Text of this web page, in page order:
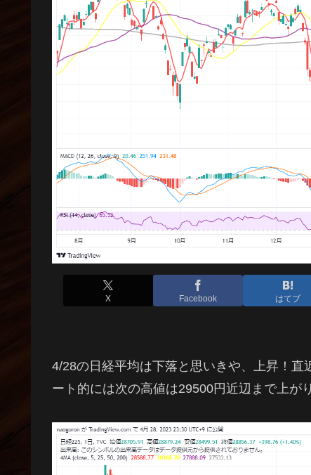
X Facebook はてブ
4/28の日経平均は下落と思いきや、上昇！
ート的には次の高値は29500円近辺まで上が